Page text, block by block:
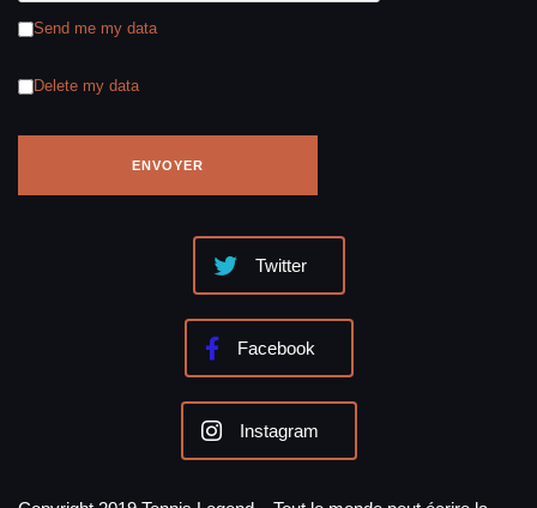
Send me my data
Delete my data
Twitter
Facebook
Instagram